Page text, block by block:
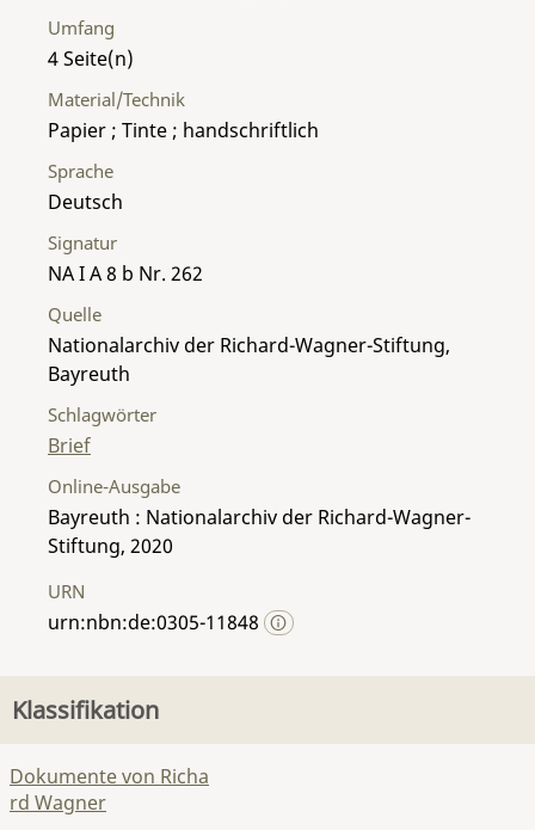
Umfang
4
Material/Technik
Papier ; Tinte ; handschriftlich
Sprache
Deutsch
Signatur
NA I A 8 b Nr. 262
Quelle
Nationalarchiv der Richard-Wagner-Stiftung,
Bayreuth
Schlagwörter
Brief
Online-Ausgabe
Bayreuth : Nationalarchiv der Richard-Wagner-
Stiftung, 2020
URN
urn:nbn:de:0305-11848
Klassifikation
Dokumente von Richa
rd Wagner